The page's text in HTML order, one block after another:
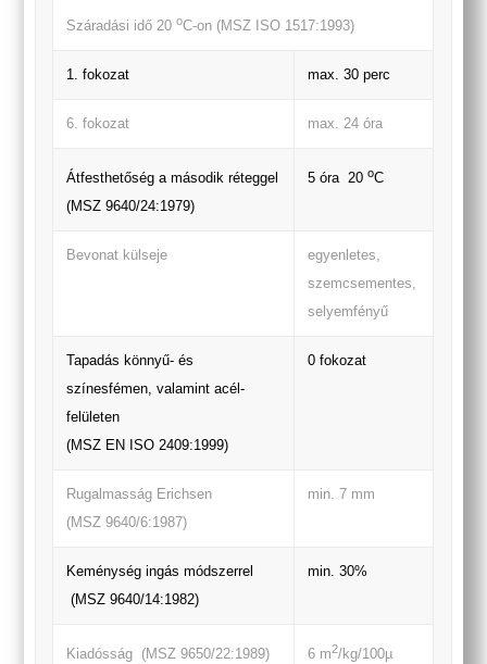
Száradási idő 20oC-on (MSZ ISO 1517:1993)
1. fokozat max. 30 perc
6. fokozat max. 24 óra
Átfesthetőség a második réteggel
(MSZ 9640/24:1979)
5 óra 20oC
Bevonat külseje
egyenletes,
szemcsementes,
selyemfényű
Tapadás könnyű- és
színesfémen, valamint acél-
felületen
(MSZ EN ISO 2409:1999)
0 fokozat
Rugalmasság Erichsen
(MSZ 9640/6:1987)
min. 7 mm
Keménység ingás módszerrel
(MSZ 9640/14:1982)
min. 30%
Kiadósság (MSZ 9650/22:1989) 6 m2/kg/100µ